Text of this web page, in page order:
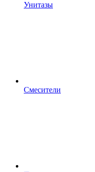
Унитазы
Смесители